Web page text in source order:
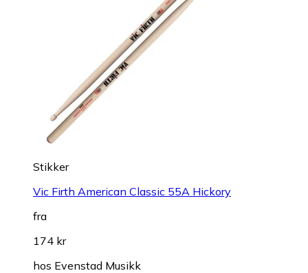
Stikker
Vic Firth American Classic 55A Hickory
fra
174 kr
hos Evenstad Musikk